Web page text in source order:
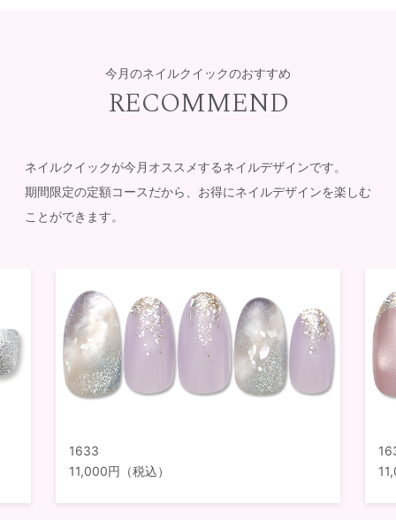
今月のネイルクイックのおすすめ
RECOMMEND
ネイルクイックが今月オススメするネイルデザインです。
期間限定の定額コースだから、お得にネイルデザインを楽しむ
ことができます。
1633
11,000円（税込）